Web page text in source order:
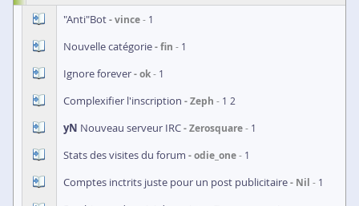
"Anti"Bot vince 1
Nouvelle catégorie fin 1
Ignore forever ok 1
Complexifier l'inscription Zeph 1 2
yN Nouveau serveur IRC Zerosquare 1
Stats des visites du forum odie_one 1
Comptes inctrits juste pour un post publicitaire Nil 1